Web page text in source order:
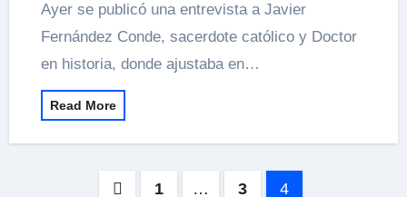
Ayer se publicó una entrevista a Javier
Fernández Conde, sacerdote católico y Doctor
en historia, donde ajustaba en…
Read More
Navegación 1 … 3 4